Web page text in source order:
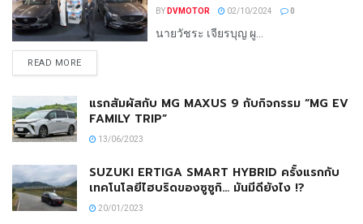
BY DVMOTOR 02/10/2024 0
นายวัชระ เจียรบุญ ผู...
READ MORE
แรกสัมผัสกับ MG MAXUS 9 กับกิจกรรม “MG EV
FAMILY TRIP”
13/06/2023
SUZUKI ERTIGA SMART HYBRID ครั้งแรกกับ
เทคโนโลยีไฮบริดของซูซูกิ… มันมีดียังไง !?
20/01/2023